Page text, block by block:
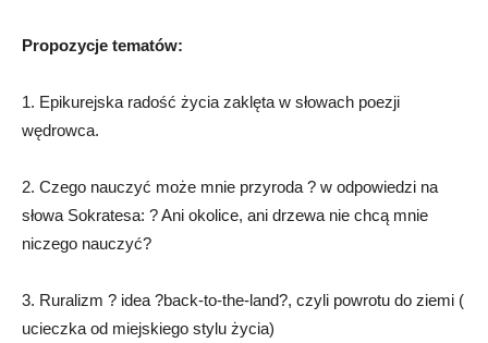
Propozycje tematów:
1. Epikurejska radość życia zaklęta w słowach poezji
wędrowca.
2. Czego nauczyć może mnie przyroda ? w odpowiedzi na
słowa Sokratesa: ? Ani okolice, ani drzewa nie chcą mnie
niczego nauczyć?
3. Ruralizm ? idea ?back-to-the-land?, czyli powrotu do ziemi (
ucieczka od miejskiego stylu życia)